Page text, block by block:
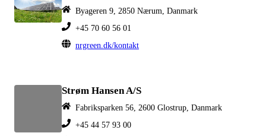
Byageren 9, 2850 Nærum, Danmark
+45 70 60 56 01
nrgreen.dk/kontakt
Strøm Hansen A/S
Fabriksparken 56, 2600 Glostrup, Danmark
+45 44 57 93 00